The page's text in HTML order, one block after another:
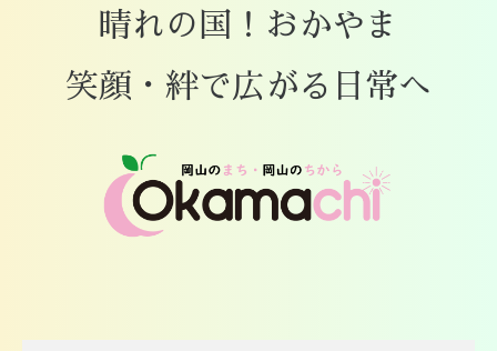
晴れの国！おかやま
笑顔・絆で広がる日常へ